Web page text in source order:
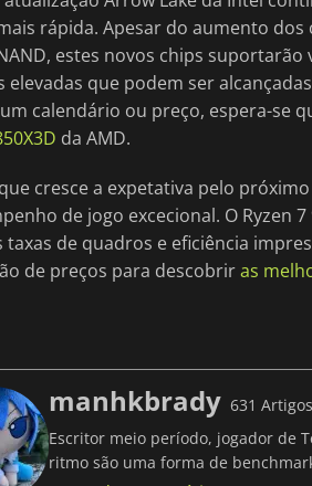
rápida. Apesar do aumento dos
estes novos chips
elevadas que podem ser
calendário ou preço, espera-se
da AMD.
cresce a expetativa pelo
de jogo excecional. O Ryzen
taxas de quadros e eficiência
de preços para descobriras
manhkbrady 631 Artigos
Escritor meio período, jogador de
ritmo são uma forma de